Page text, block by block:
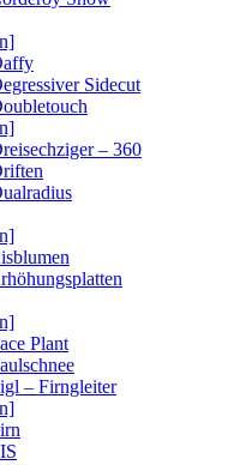
Sidecut
– 360
Plant
– Firngleiter